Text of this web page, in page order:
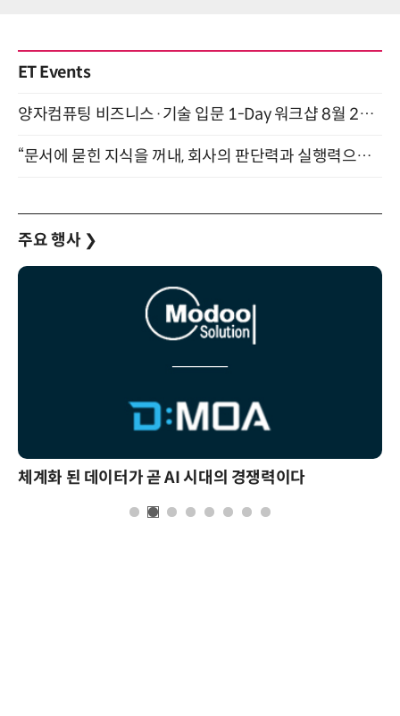
ET Events
양자컴퓨팅 비즈니스·기술 입문 1-Day 워크샵 8월 28일 개최
“문서에 묻힌 지식을 꺼내, 회사의 판단력과 실행력으로 바꾸다” (8/20)
주요 행사 ❯
체계화 된 데이터가 곧 AI 시대의 경쟁력이다